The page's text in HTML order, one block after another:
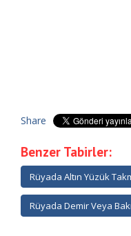
Share
Benzer Tabirler:
Rüyada Altın Yüzük
Rüyada Demir Veya